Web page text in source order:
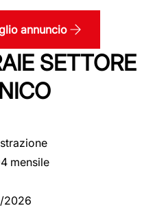
annuncio
SETTORE
mensile
2026